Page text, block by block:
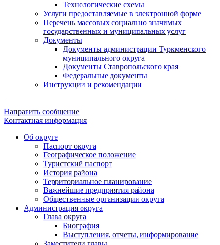
Технологические схемы
Услуги предоставляемые в электронной форме
Перечень массовых социально значимых
государственных и муниципальных услуг
Документы
Документы администрации Туркменского
муниципального округа
Документы Ставропольского края
Федеральные документы
Инструкции и рекомендации
Направить сообщение
Контактная информация
Об округе
Паспорт округа
Географическое положение
Туристский паспорт
История района
Территориальное планирование
Важнейшие предприятия района
Общественные организации округа
Администрация округа
Глава округа
Биография
Выступления, отчеты, информирование
Заместители главы